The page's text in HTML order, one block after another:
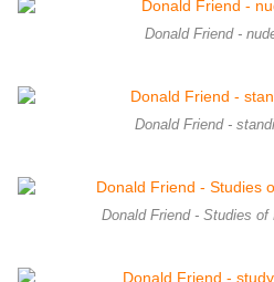
Donald Friend -
Donald Friend -
Donald Friend - Studies of